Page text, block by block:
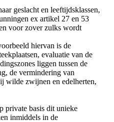
geslacht en leeftijdsklassen,
ex artikel 27 en 53
voor zover zulks wordt
hiervan is de
evaluatie van de
liggen tussen de
de vermindering van
wilde zwijnen en edelherten,
private basis dit unieke
inmiddels in de